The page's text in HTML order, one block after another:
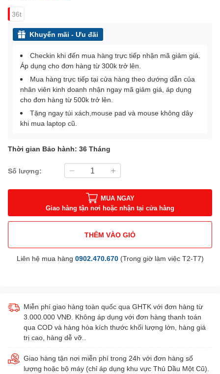
36t
Khuyến mãi - Ưu đãi
Checkin khi đến mua hàng trực tiếp nhận mã giảm giá.
Áp dụng cho đơn hàng từ 300k trở lên.
Mua hàng trực tiếp tại cửa hàng theo dướng dẫn của
nhân viên kinh doanh nhận ngay mã giảm giá, áp dụng
cho đơn hàng từ 500k trở lên.
Tặng ngay túi xách,mouse pad và mouse không dây
khi mua laptop cũ.
Thời gian Bảo hành: 36 Tháng
Số lượng:
MUA NGAY
Giao hàng tận nơi hoặc nhận tại cửa hàng
THÊM VÀO GIỎ
Liên hệ mua hàng 0902.470.670(Trong giờ làm việc T2-T7)
Miễn phí giao hàng toàn quốc qua GHTK với đơn hàng từ
3.000.000 VNĐ. Không áp dụng với đơn hàng thanh toán
qua COD và hàng hóa kích thước khối lượng lớn, hàng giá
trị cao, hàng dễ vỡ..
Giao hàng tận nơi miễn phí trong 24h với đơn hàng số
lượng hoặc bộ máy (chỉ áp dụng khu vực Thủ Dầu Một Cũ).